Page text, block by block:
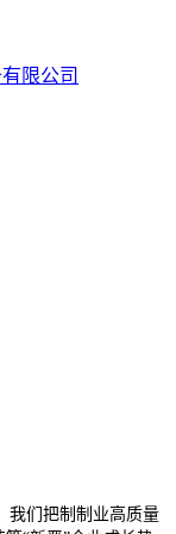
我们把制制业高质量